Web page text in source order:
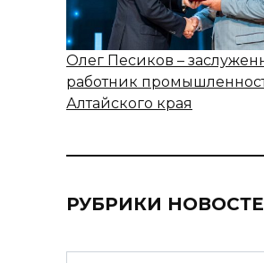
Олег Песиков –
работник
Алтайского края
РУБРИКИ